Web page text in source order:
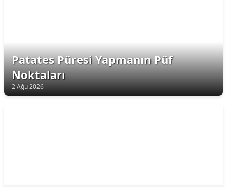
Patates Püresi Yapmanın Püf
Noktaları
2 Ağu 2026